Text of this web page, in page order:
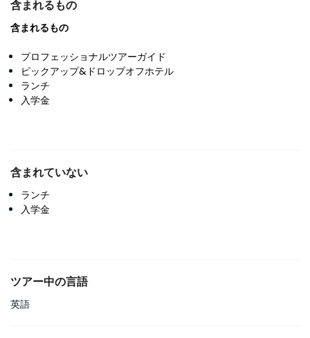
含まれるもの
含まれるもの
プロフェッショナルツアーガイド
ピックアップ&ドロップオフホテル
ランチ
入学金
含まれていない
ランチ
入学金
ツアー中の言語
英語